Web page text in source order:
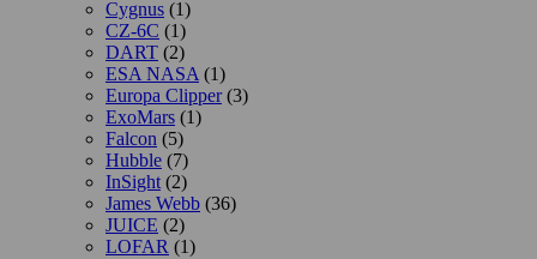
Cygnus (1)
CZ-6C (1)
DART (2)
ESA NASA (1)
Europa Clipper(3)
ExoMars (1)
Falcon (5)
Hubble (7)
InSight (2)
James Webb (36)
JUICE (2)
LOFAR (1)